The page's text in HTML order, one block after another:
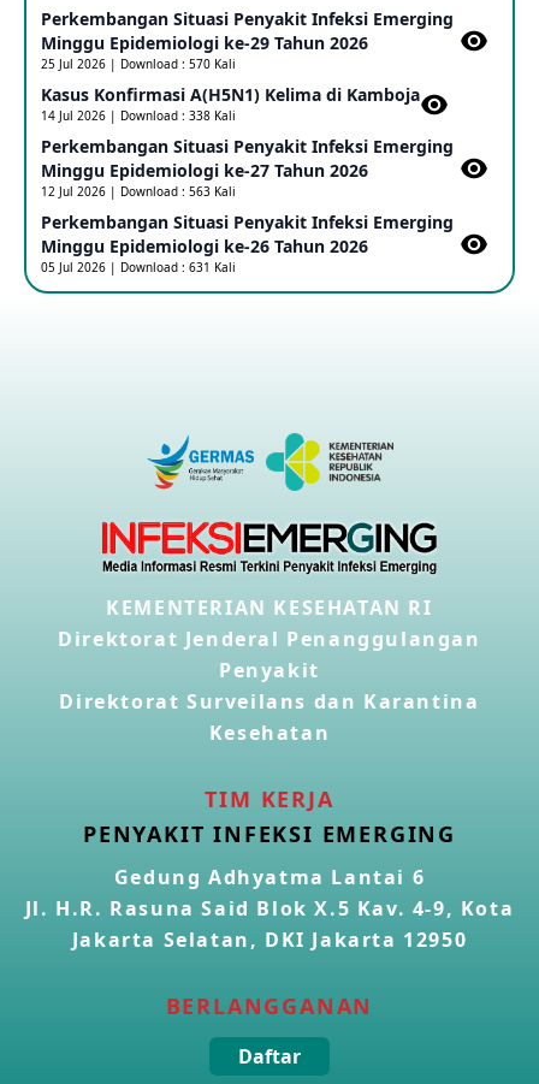
Penetapan Outbreak Penyakit Ebola di RD Kongo dan
Uganda Sebagai PHEIC
17 May 2026
Outbreak Penyakti Ebola di RD Kongo
16 May 2026
Kasus Konfirmasi A(H5NN6) di Cina
Penyakit virus Hanta di Kapal Pesiar Keberangkatan
Argentina
Penyakit Meningokokus di Vietnam
28 Apr 2026
Kasus Konfirmasi Avian Influenza A(H5N1) Keempat di
Kamboja
Informasi Penyakit POH VAU yang berkaitan dengan
21 Apr 2026
Kasus Konfirmasi Avian Influenza A(H9N2) di Italia
26 Mar 2026
Kasus Penyakit Meningokokus di Inggris
Perkembangan Situasi Penyakit Infeksi Emerging
Minggu Epidemiologi ke-29 Tahun 2026
25 Jul 2026 | Download : 570 Kali
Kasus Konfirmasi A(H5N1) Kelima di Kamboja​
14 Jul 2026 | Download : 338 Kali
Perkembangan Situasi Penyakit Infeksi Emerging
Minggu Epidemiologi ke-27 Tahun 2026
12 Jul 2026 | Download : 563 Kali
Perkembangan Situasi Penyakit Infeksi Emerging
Minggu Epidemiologi ke-26 Tahun 2026
05 Jul 2026 | Download : 631 Kali
KEMENTERIAN KESEHATAN RI
Direktorat Jenderal Penanggulangan
Penyakit
Direktorat Surveilans dan Karantina
Kesehatan
TIM KERJA
PENYAKIT INFEKSI EMERGING
Gedung Adhyatma Lantai 6
Jl. H.R. Rasuna Said Blok X.5 Kav. 4-9, Kota
Jakarta Selatan, DKI Jakarta 12950
BERLANGGANAN
Daftar